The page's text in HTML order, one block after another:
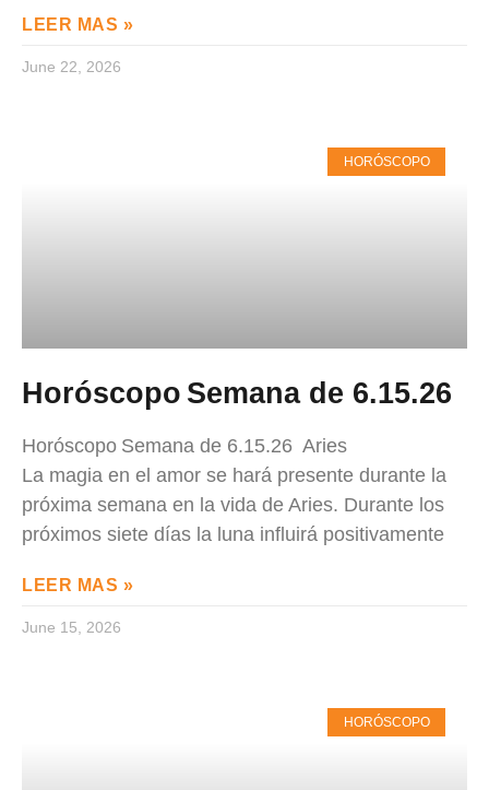
LEER MAS »
June 22, 2026
HORÓSCOPO
Horóscopo Semana de 6.15.26
Horóscopo Semana de 6.15.26 Aries
La magia en el amor se hará presente durante la
próxima semana en la vida de Aries. Durante los
próximos siete días la luna influirá positivamente
LEER MAS »
June 15, 2026
HORÓSCOPO